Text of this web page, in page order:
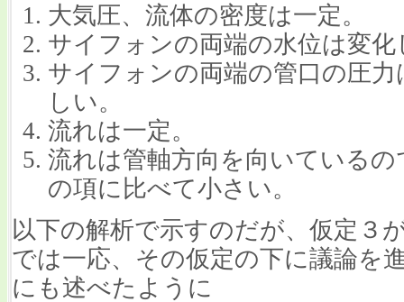
大気圧、流体の密度は一定。
サイフォンの両端の水位は変化
サイフォンの両端の管口の圧
しい。
流れは一定。
流れは管軸方向を向いている
の項に比べて小さい。
以下の解析で示すのだが、仮定３
では一応、その仮定の下に議論を
にも述べたように